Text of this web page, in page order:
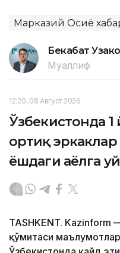
Марказий Осиё
Бекабат
Муаллиф
12:20, 08 Август 2026
Ўзбекистонда 1
ортиқ эркаклар
ёшдаги аёлга
TASHKENT. Kazinform
қўмитаси